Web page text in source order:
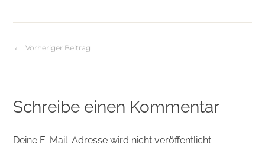
Beitragsnavigation
Vorheriger Beitrag
Schreibe einen Kommentar
Deine E-Mail-Adresse wird nicht veröffentlicht.